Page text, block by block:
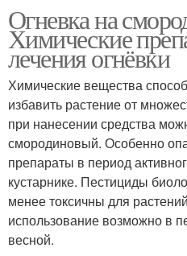
Огневка на
Химические
лечения огнёвки
Химические вещества
избавить растение от
при нанесении средства
смородиновый. Особенно
препараты в период
кустарнике. Пестициды
менее токсичны для
использование возможно в
весной.